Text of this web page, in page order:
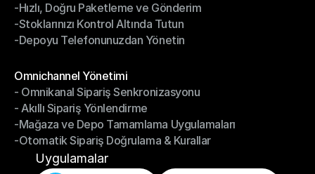
-Daha Akıllı Seçim, Daha Az Çaba
-Hızlı, Doğru Paketleme ve Gönderim
-Hızlı, Doğru Paketleme ve Gönderim
-Stoklarınızı Kontrol Altında Tutun
-Stoklarınızı Kontrol Altında Tutun
-Depoyu Telefonunuzdan Yönetin
Omnichannel Yönetimi
Omnichannel Yönetimi
- Omnikanal Sipariş Senkronizasyonu
- Omnikanal Sipariş Senkronizasyonu
- Akıllı Sipariş Yönlendirme
- Akıllı Sipariş Yönlendirme
-Mağaza ve Depo Tamamlama Uygulamaları
-Mağaza ve Depo Tamamlama Uygulamaları
-Otomatik Sipariş Doğrulama & Kurallar
-Otomatik Sipariş Doğrulama & Kurallar
Uygulamalar